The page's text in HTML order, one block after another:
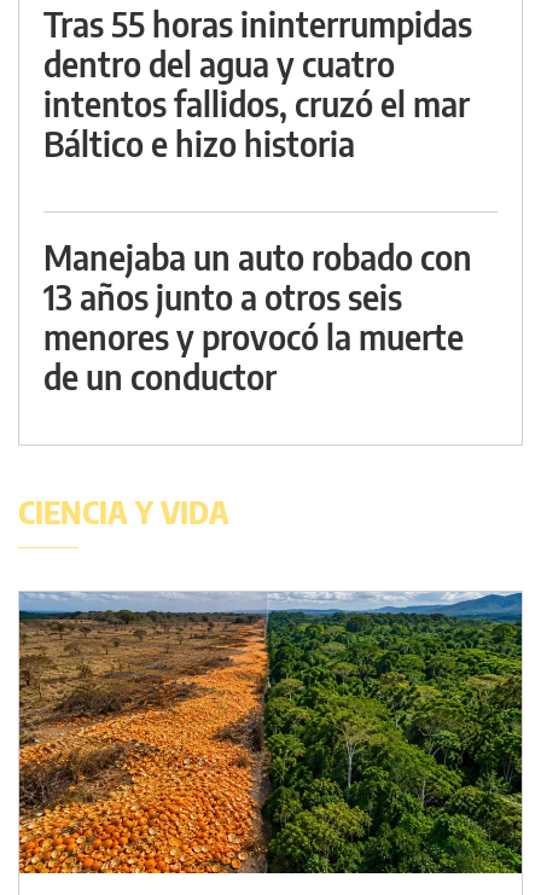
Tras 55 horas ininterrumpidas
dentro del agua y cuatro
intentos fallidos, cruzó el mar
Báltico e hizo historia
Manejaba un auto robado con
13 años junto a otros seis
menores y provocó la muerte
de un conductor
CIENCIA Y VIDA